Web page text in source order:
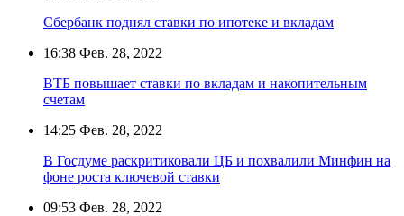
Сбербанк поднял ставки по ипотеке и вкладам
16:38 Фев. 28, 2022
ВТБ повышает ставки по вкладам и накопительным
счетам
14:25 Фев. 28, 2022
В Госдуме раскритиковали ЦБ и похвалили Минфин на
фоне роста ключевой ставки
09:53 Фев. 28, 2022